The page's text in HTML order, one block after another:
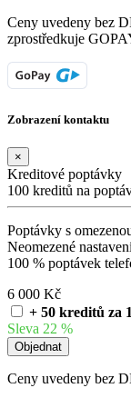
Ceny uvedeny bez
zprostředkuje
Zobrazení kontaktu
×
Kreditové poptávky
100 kreditů na
Poptávky s
Neomezené
100 % poptávek
6 000 Kč
+ 50 kreditů za
Sleva 22 %
Ceny uvedeny bez